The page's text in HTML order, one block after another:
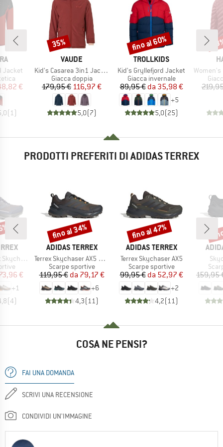
Jacket
ridotto
€
(1 )
MARCHIO
VAUDE
Articolo
Kid's Casarea 3in1 Jacket II
Gruppo di prodotti
Giacca doppia
Prezzo
179,95 €Prezzo ridotto
116,97 €
5,0(7)
Sconto
35%
MARCHIO
TROLLKIDS
Articolo
Kid's Gryllefjord Jacket
Gruppo di prodotti
Giacca invernale
Prezzo
89,95 € Prezzo ridotto
da 35,98 €
+5
5,0(25)
Sconto
fino al 60%
Articolo
Women's
PRODOTTI PREFERITI DI ADIDAS TERREX
AX5
ridotto
€
+1
(4)
MARCHIO
ADIDAS TERREX
Articolo
Terrex Skychaser AX5 GORE-TEX
Gruppo di prodotti
Scarpe sportive
Prezzo
119,95 € Prezzo ridotto
da 79,17 €
+6
4,3(11)
Sconto
fino al 34%
MARCHIO
ADIDAS TERREX
Articolo
Terrex Skychaser AX5
Gruppo di prodotti
Scarpe sportive
Prezzo
99,95 € Prezzo ridotto
da 52,97 €
+2
4,2(11)
Sconto
fino al 47%
159,95
COSA NE PENSI?
FAI UNA DOMANDA
SCRIVI UNA RECENSIONE
CONDIVIDI UN'IMMAGINE